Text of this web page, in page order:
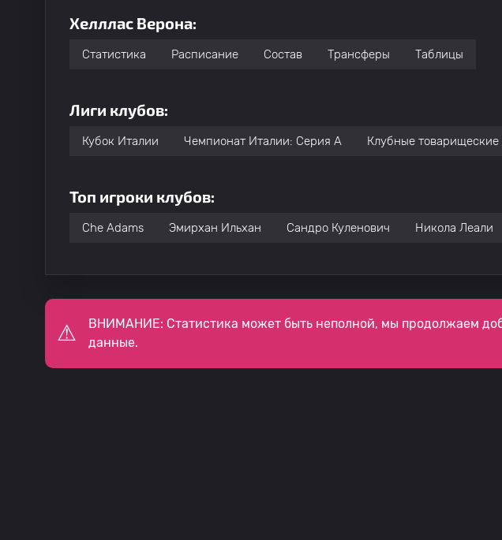
Хелллас Верона:
Статистика Расписание Состав Трансферы Таблицы
Лиги клубов:
Кубок Италии Чемпионат Италии: Серия А Клубные товарищеские
Топ игроки клубов:
Che Adams Эмирхан Ильхан Сандро Куленович Никола Леали
ВНИМАНИЕ: Статистика может быть неполной, мы продолжаем
данные.